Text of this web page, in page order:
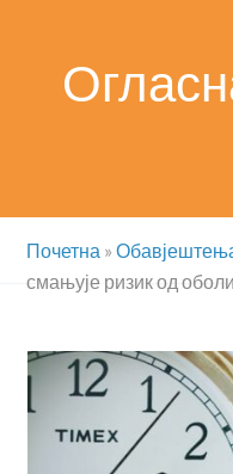
Почетна »
смањује ризик од